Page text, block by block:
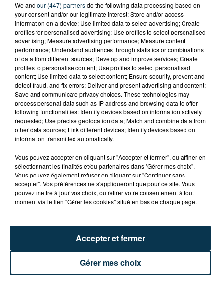
Tarif Payant
Vendredi 17 mars à 20H, soirée caritative à la salle des
Fêtes de St-Bonnet-les-Oules.
Au programme : cabaret, chansons de variété, magie,
mentaliste, ventriloque, illusionniste...
L'association "Courez pour moi" vient en aide aux
enfants touchés par la diplégie spastique.
Tarifs : 10 € pour les adultes et 5 € pour les enfants.
Infos sur la page Facebook courezpourmoi
We and our (447) partnersdo the following data processing based on
your consent and/or our legitimate interest: Store and/or access
information on a device; Use limited data to select advertising; Create
profiles for personalised advertising; Use profiles to select personalised
advertising; Measure advertising performance; Measure content
performance; Understand audiences through statistics or combinations
of data from different sources; Develop and improve services; Create
profiles to personalise content; Use profiles to select personalised
content; Use limited data to select content; Ensure security, prevent and
detect fraud, and fix errors; Deliver and present advertising and content;
Save and communicate privacy choices. These technologies may
process personal data such as IP address and browsing data to offer
following functionalities: Identify devices based on information actively
requested; Use precise geolocation data; Match and combine data from
other data sources; Link different devices; Identify devices based on
information transmitted automatically.
Vous pouvez accepter en cliquant sur "Accepter et fermer", ou affiner en
sélectionnant les finalités et/ou partenaires dans "Gérer mes choix".
Vous pouvez également refuser en cliquant sur "Continuer sans
accepter". Vos préférences ne s'appliqueront que pour ce site. Vous
pouvez mettre à jour vos choix, ou retirer votre consentement à tout
moment via le lien "Gérer les cookies" situé en bas de chaque page.
Gérer mes choix
Accepter et fermer